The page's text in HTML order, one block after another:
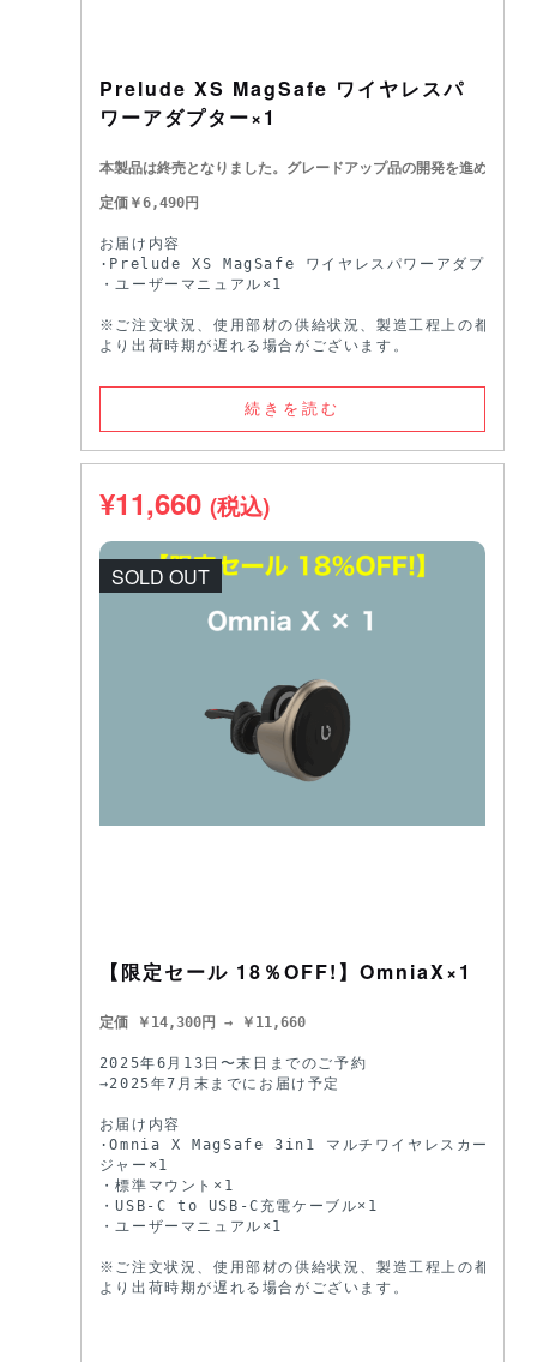
Prelude XS MagSafe ワイヤレスパ
ワーアダプター×1
本製品は終売となりました。 グレードアップ品の開発を進めてお
定価￥6,490円
お届け内容
·Prelude XS MagSafe ワイヤレスパワーアダプター×
・ユーザーマニュアル×1
※ご注文状況、使用部材の供給状況、製造工程上の都合等
より出荷時期が遅れる場合がございます。
続きを読む
¥11,660 (税込)
SOLD OUT
【限定セール 18％OFF!】OmniaX×1
定価 ￥14,300円 → ￥11,660
2025年6月13日〜末日までのご予約
→2025年7月末までにお届け予定
お届け内容
·Omnia X MagSafe 3in1 マルチワイヤレスカーチャー
ジャー×1
・標準マウント×1
・USB-C to USB-C充電ケーブル×1
・ユーザーマニュアル×1
※ご注文状況、使用部材の供給状況、製造工程上の都合等
より出荷時期が遅れる場合がございます。